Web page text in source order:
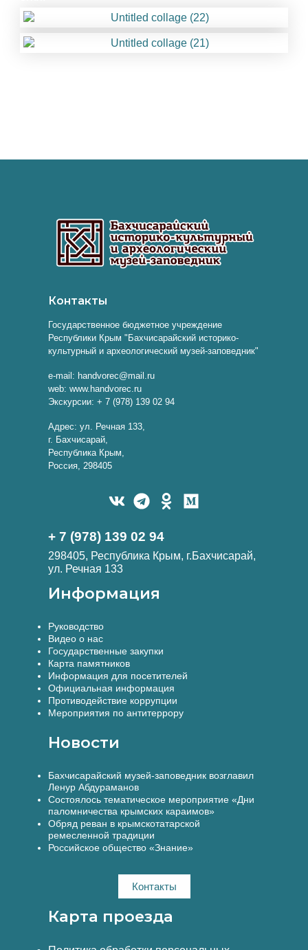
Контакты
Государственное бюджетное учреждение
Республики Крым "Бахчисарайский историко-
культурный и археологический музей-заповедник"
e-mail: handvorec@mail.ru
web: www.handvorec.ru
Экскурсии: + 7 (978) 139 02 94
Адрес: ул. Речная 133,
г. Бахчисарай,
Республика Крым,
Россия, 298405
+ 7 (978) 139 02 94
298405, Республика Крым, г.Бахчисарай,
ул. Речная 133
Информация
Руководство
Видео о нас
Государственные закупки
Карта памятников
Информация для посетителей
Официальная информация
Противодействие коррупции
Мероприятия по антитеррору
Новости
Бахчисарайский музей-заповедник возглавил
Ленур Абдураманов
Состоялось тематическое мероприятие «Дни
паломничества крымских караимов»
Обряд реван в крымскотатарской
ремесленной традиции
Российское общество «Знание»
Контакты
Карта проезда